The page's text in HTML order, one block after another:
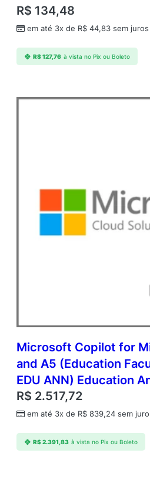
R$ 134,48
em até 3x de R$ 44,83 sem juros
R$127,76 à vista no Pix ou Boleto
Microsoft Copilot for
and A5 (Education
EDU ANN) Education
R$ 2.517,72
em até 3x de R$ 839,24 sem
R$2.391,83 à vista no Pix ou Boleto